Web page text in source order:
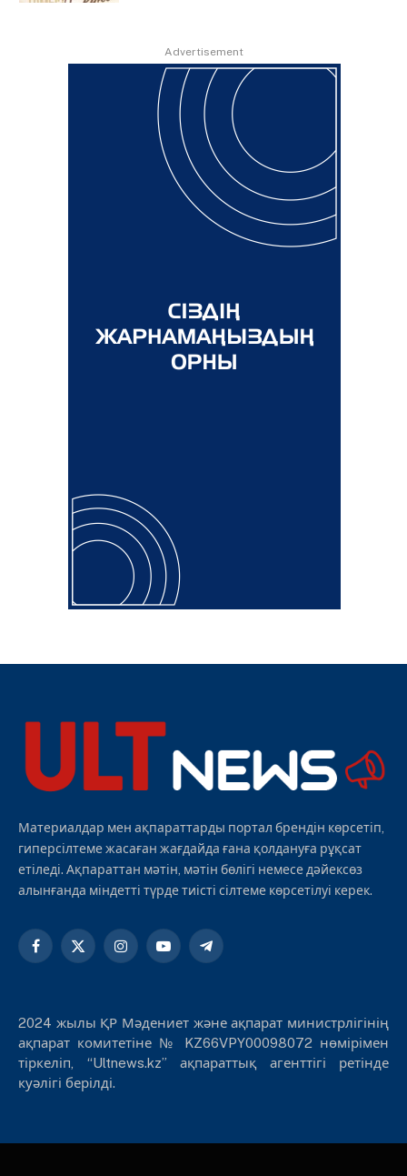
Advertisement
Материалдар мен ақпараттарды портал брендін көрсетіп,
гиперсілтеме жасаған жағдайда ғана қолдануға рұқсат
етіледі. Ақпараттан мәтін, мәтін бөлігі немесе дәйексөз
алынғанда міндетті түрде тиісті сілтеме көрсетілуі керек.
Facebook
X
InstagramYouTubeTelegram
2024 жылы ҚР Мәдениет және ақпарат министрлігінің
ақпарат комитетіне № KZ66VPY00098072 нөмірімен
тіркеліп, “Ultnews.kz” ақпараттық агенттігі ретінде
куәлігі берілді.